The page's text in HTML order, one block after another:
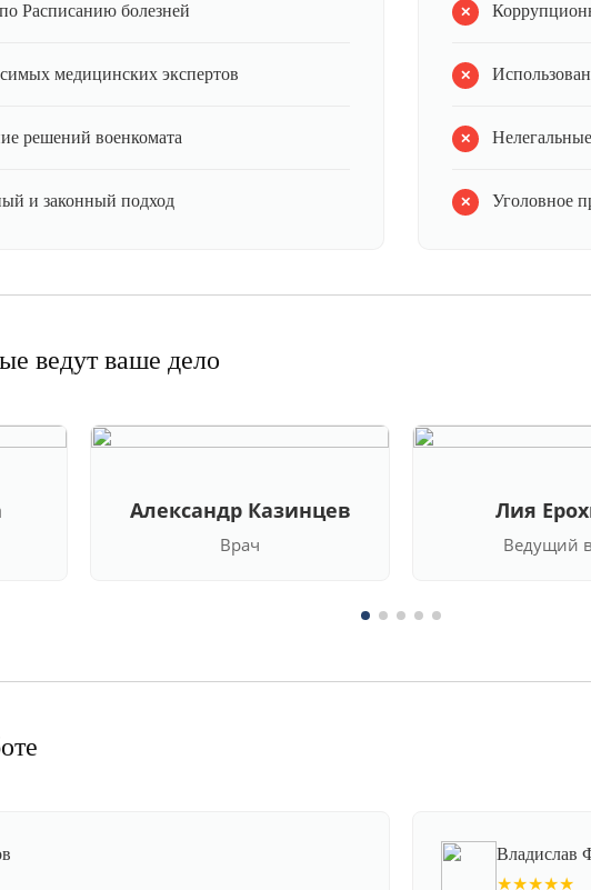
Расписанию болезней
медицинских экспертов
решений военкомата
и законный подход Уголовное
ведут ваше дело
Александр Казинцев
Врач
Лия
Ведущий
Владислав
★★★★★